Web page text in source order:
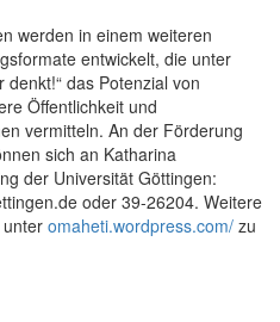
werden in einem weiteren
entwickelt, die unter
das Potenzial von
Öffentlichkeit und
vermitteln. An der Förderung
sich an Katharina
der Universität Göttingen:
oder 39-26204. Weitere
omaheti.wordpress.com/ zu